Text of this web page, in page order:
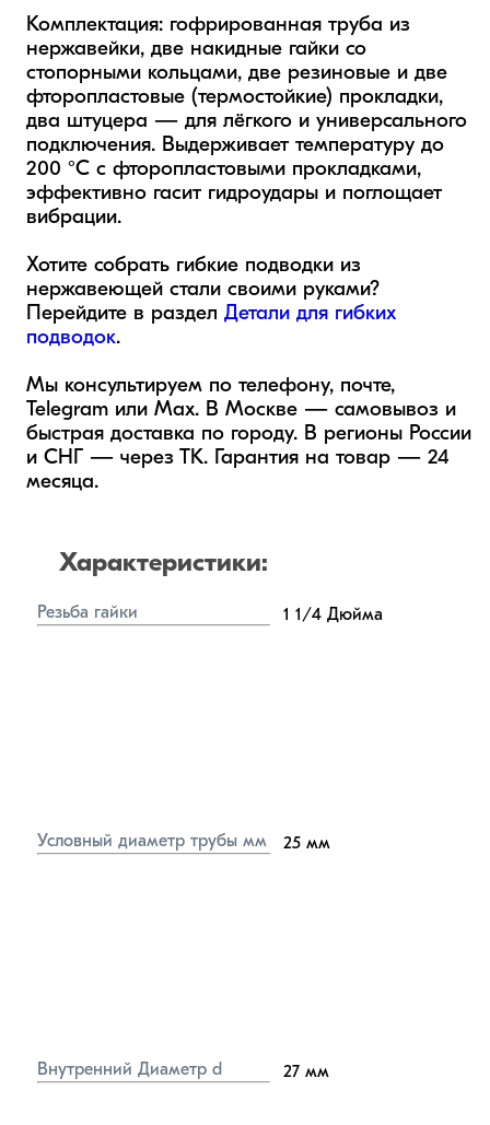
Комплектация: гофрированная труба из
нержавейки, две накидные гайки со
стопорными кольцами, две резиновые и две
фторопластовые (термостойкие) прокладки,
два штуцера — для лёгкого и универсального
подключения. Выдерживает температуру до
200 °C с фторопластовыми прокладками,
эффективно гасит гидроудары и поглощает
вибрации.
Хотите собрать гибкие подводки из
нержавеющей стали своими руками?
Перейдите в раздел Детали для гибких
подводок.
Мы консультируем по телефону, почте,
Telegram или Max. В Москве — самовывоз и
быстрая доставка по городу. В регионы России
и СНГ — через ТК. Гарантия на товар — 24
месяца.
Характеристики:
Резьба гайки 1 1/4 Дюйма
Условный диаметр трубы мм 25 мм
Внутренний Диаметр d 27 мм